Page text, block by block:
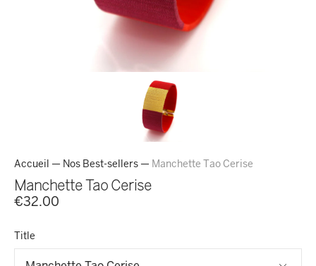
Accueil — Nos Best-sellers — Manchette Tao Cerise
Manchette Tao Cerise
€32.00
Title